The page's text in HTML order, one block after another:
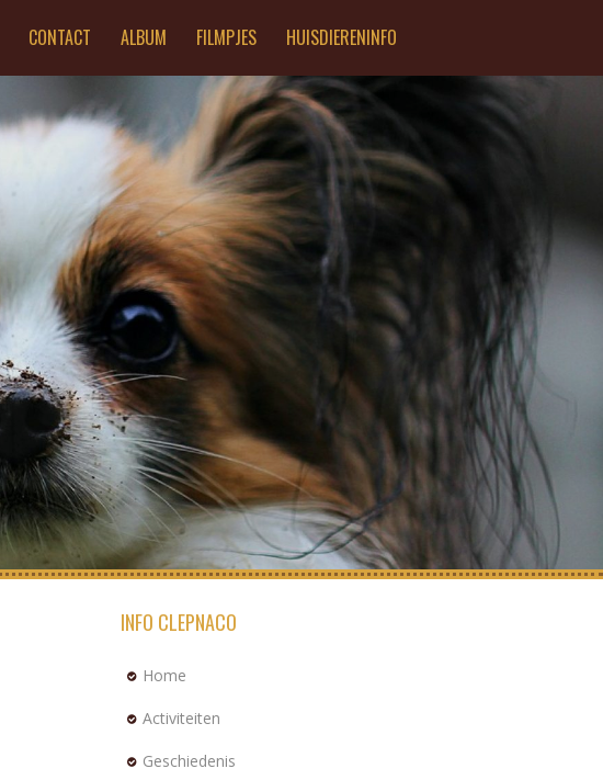
CONTACT ALBUM FILMPJES HUISDIERENINFO
INFO CLEPNACO
Home
Activiteiten
Geschiedenis